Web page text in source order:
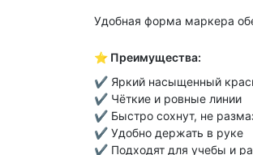
Удобная форма маркера
⭐ Преимущества:
✔ Яркий насыщенный
✔ Чёткие и ровные линии
✔ Быстро сохнут, не
✔ Удобно держать в руке
✔ Подходят для учебы и